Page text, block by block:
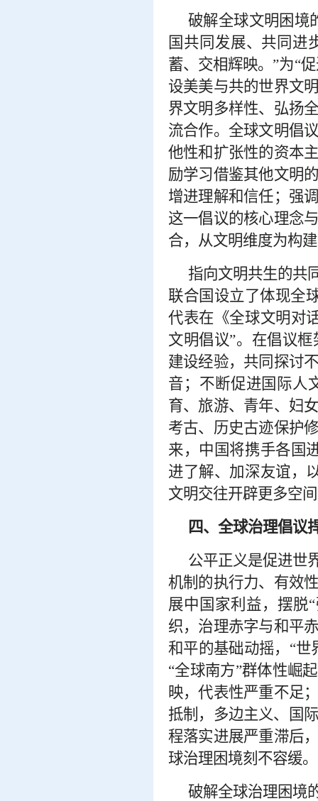
破解全球文明困境
国共同发展、共同进
蓄、交相辉映。”为“
设美美与共的世界文
界文明多样性、弘扬
流合作。全球文明倡
他性和扩张性的资本
励学习借鉴其他文明
增进理解和信任；强
这一倡议的核心理念
合，从文明维度为构
指向文明共生的共
联合国设立了体现全
代表在《全球文明对
文明倡议”。在倡议
建设经验，共同探讨
音；不断促进国际人
育、旅游、青年、妇
考古、历史古迹保护
来，中国将携手各国
进了解、加深友谊，
文明交往开辟更多空
四、全球治理倡议
公平正义是促进世
机制的执行力、有效
展中国家利益，摆脱
织，治理赤字与和平
和平的基础动摇，“
“全球南方”群体性崛
映，代表性严重不足
抵制，多边主义、国
程落实进展严重滞后
球治理困境刻不容缓。
破解全球治理困境